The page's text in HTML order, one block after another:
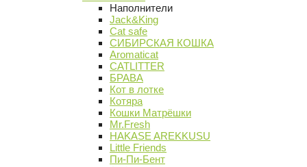
Наполнители
Jack&King
Cat safe
СИБИРСКАЯ КОШКА
Aromaticat
CATLITTER
БРАВА
Кот в лотке
Котяра
Кошки Матрёшки
Mr.Fresh
HAKASE AREKKUSU
Little Friends
Пи-Пи-Бент